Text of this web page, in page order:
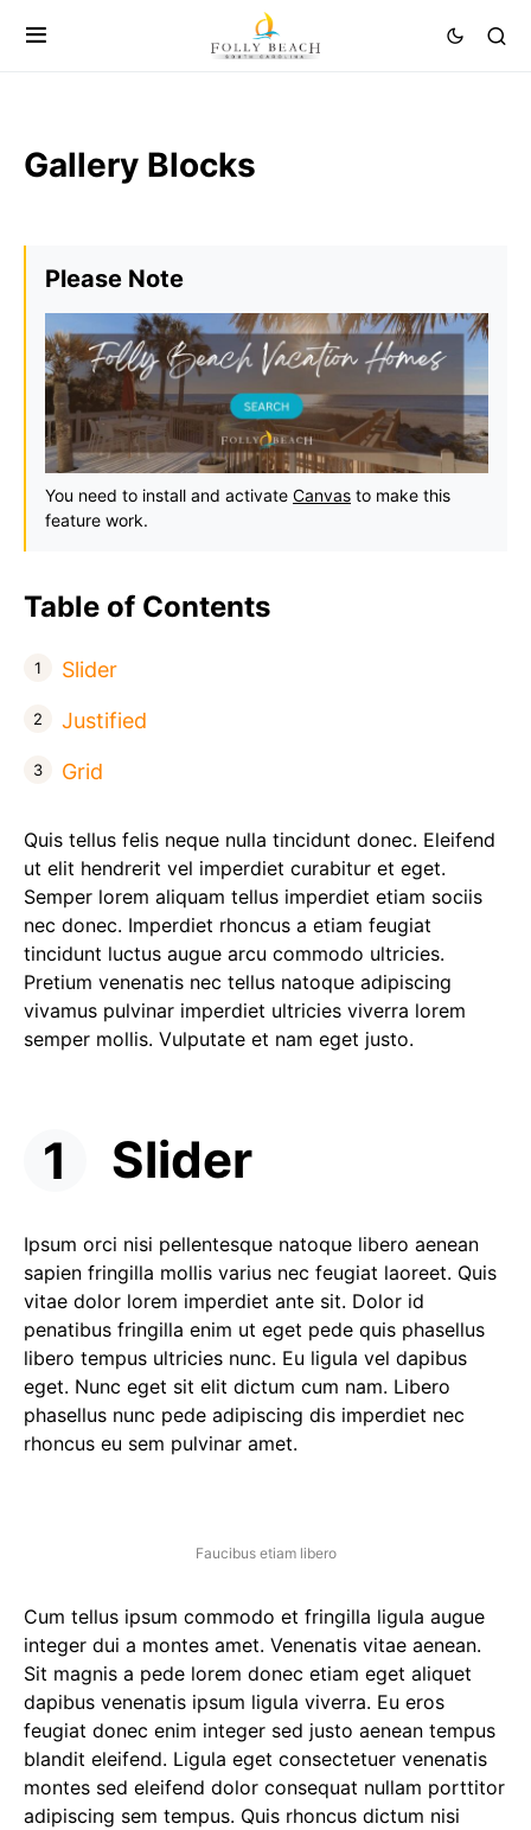
Gallery Blocks
Please Note
You need to install and activate Canvas to make this
feature work.
Table of Contents
Slider
Justified
Grid
Quis tellus felis neque nulla tincidunt donec. Eleifend
ut elit hendrerit vel imperdiet curabitur et eget.
Semper lorem aliquam tellus imperdiet etiam sociis
nec donec. Imperdiet rhoncus a etiam feugiat
tincidunt luctus augue arcu commodo ultricies.
Pretium venenatis nec tellus natoque adipiscing
vivamus pulvinar imperdiet ultricies viverra lorem
semper mollis. Vulputate et nam eget justo.
Slider
Ipsum orci nisi pellentesque natoque libero aenean
sapien fringilla mollis varius nec feugiat laoreet. Quis
vitae dolor lorem imperdiet ante sit. Dolor id
penatibus fringilla enim ut eget pede quis phasellus
libero tempus ultricies nunc. Eu ligula vel dapibus
eget. Nunc eget sit elit dictum cum nam. Libero
phasellus nunc pede adipiscing dis imperdiet nec
rhoncus eu sem pulvinar amet.
Faucibus etiam libero
Cum tellus ipsum commodo et fringilla ligula augue
integer dui a montes amet. Venenatis vitae aenean.
Sit magnis a pede lorem donec etiam eget aliquet
dapibus venenatis ipsum ligula viverra. Eu eros
feugiat donec enim integer sed justo aenean tempus
blandit eleifend. Ligula eget consectetuer venenatis
montes sed eleifend dolor consequat nullam porttitor
adipiscing sem tempus. Quis rhoncus dictum nisi